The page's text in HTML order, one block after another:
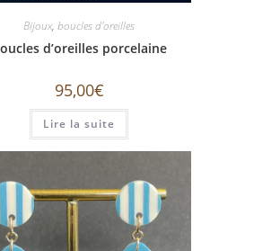
Bijoux, boucles d'oreilles
d’oreilles porcelaine
95,00€
Lire la suite